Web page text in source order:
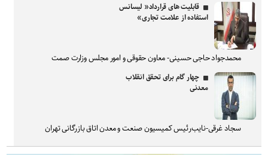
قابلیت های قرارداد« لیسانس
استفاده از علامت تجاری»
محمدجواد حاجی حسینی- معاون حقوقی و امور مجلس وزارت صمت
چهار گام برای تحقق انقلاب
معدنی
سجاد غرقی-نایب‌رئیس کمیسیون صنعت و معدن اتاق بازرگانی تهران